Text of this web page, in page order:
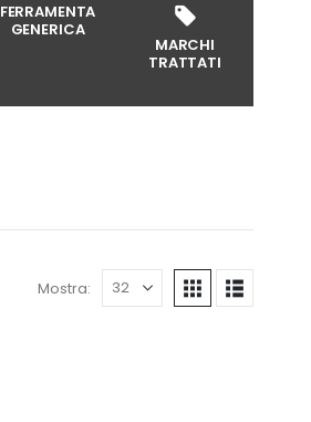
FERRAMENTA
GENERICA
MARCHI
TRATTATI
Mostra: